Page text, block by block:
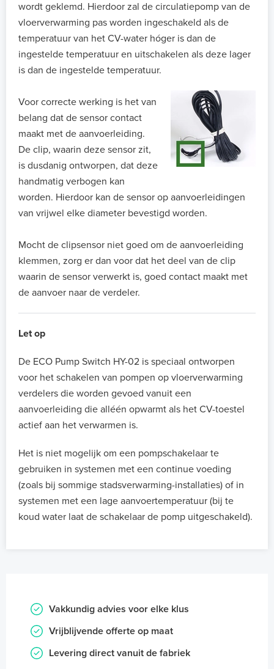
wordt geklemd. Hierdoor zal de circulatiepomp van de
vloerverwarming pas worden ingeschakeld als de
temperatuur van het CV-water hóger is dan de
ingestelde temperatuur en uitschakelen als deze lager
is dan de ingestelde temperatuur.
Voor correcte werking is het van
belang dat de sensor contact
maakt met de aanvoerleiding.
De clip, waarin deze sensor zit,
is dusdanig ontworpen, dat deze
handmatig verbogen kan
worden. Hierdoor kan de sensor op aanvoerleidingen
van vrijwel elke diameter bevestigd worden.
Mocht de clipsensor niet goed om de aanvoerleiding
klemmen, zorg er dan voor dat het deel van de clip
waarin de sensor verwerkt is, goed contact maakt met
de aanvoer naar de verdeler.
Let op
De ECO Pump Switch HY-02 is speciaal ontworpen
voor het schakelen van pompen op vloerverwarming
verdelers die worden gevoed vanuit een
aanvoerleiding die alléén opwarmt als het CV-toestel
actief aan het verwarmen is.
Het is niet mogelijk om een pompschakelaar te
gebruiken in systemen met een continue voeding
(zoals bij sommige stadsverwarming-installaties) of in
systemen met een lage aanvoertemperatuur (bij te
koud water laat de schakelaar de pomp uitgeschakeld).
Vakkundig advies voor elke klus
Vrijblijvende offerte op maat
Levering direct vanuit de fabriek